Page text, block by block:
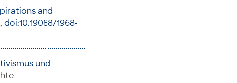
and
doi:10.19088/1968-
und